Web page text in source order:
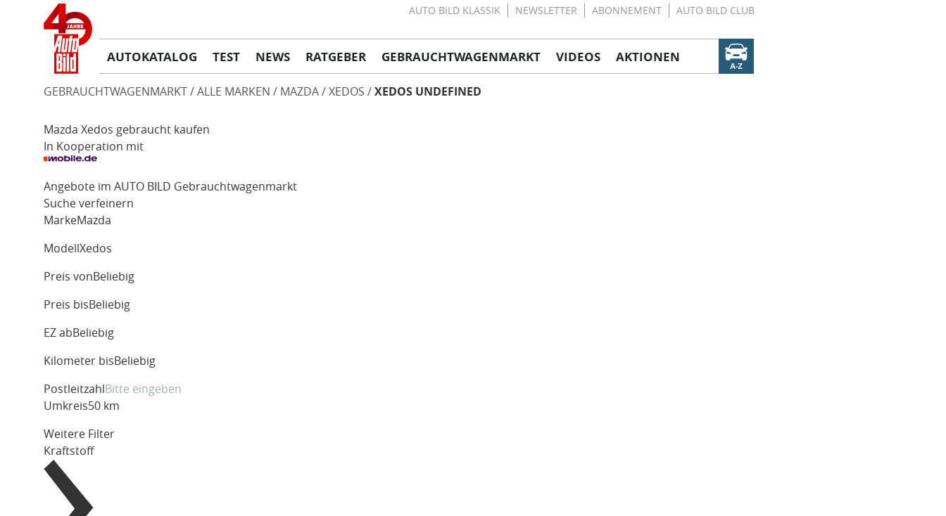
AUTO BILD KLASSIK NEWSLETTER ABONNEMENT AUTO BILD CLUB
AUTOKATALOG TEST NEWS RATGEBER GEBRAUCHTWAGENMARKT VIDEOS AKTIONEN
GEBRAUCHTWAGENMARKT ALLE MARKEN MAZDA XEDOS XEDOS UNDEFINED
Mazda Xedos gebraucht kaufen
In Kooperation mit
Angebote im AUTO BILD Gebrauchtwagenmarkt
Suche verfeinern
MarkeMazda
Modell Xedos
Preis von Beliebig
Preis bis Beliebig
EZ ab Beliebig
Kilometer bis Beliebig
Postleitzahl
Umkreis50 km
Weitere Filter
Kraftstoff